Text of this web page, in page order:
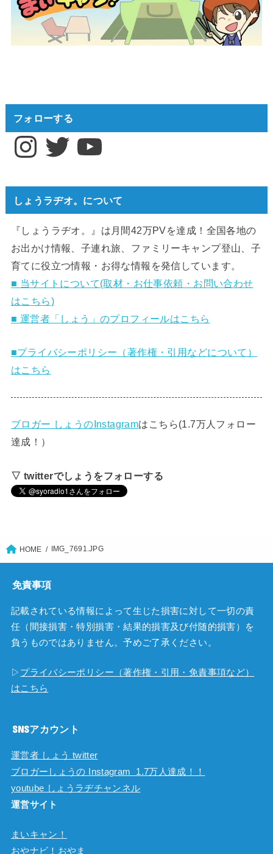
フォローする
InstagramTwitter YouTube
しょうラヂオ。について
『しょうラヂオ。』は月間42万PVを達成！全国各地の
お出かけ情報、子連れ旅、ファミリーキャンプ登山、子
育てに役立つ情報・お得な情報を発信しています。
■ 当サイトについて(取材・お仕事依頼・お問い合わせ
はこちら)
■ 運営者「しょう」のプロフィールはこちら
■プライバシーポリシー（著作権・引用などについて）
はこちら
ブロガー しょうのInstagramはこちら(1.7万人フォロー
達成！）
▽ twitterでしょうをフォローする
HOME IMG_7691.JPG
免責事項
記載されている情報によって生じた損害に対して一切の責
任（間接損害・特別損害・結果的損害及び付随的損害）を
負うものではありません。予めご了承ください。
▷ プライバシーポリシー（著作権・引用・免責事項など）
はこちら
SNSアカウント
運営者 しょう twitter
ブロガーしょうの Instagram 1.7万人達成！！
youtube しょうラヂチャンネル
運営サイト
まいキャン！
おやナビ！おやま